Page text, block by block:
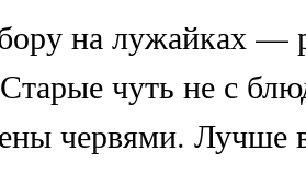
на лужайках
чуть не с
червями. Лучше